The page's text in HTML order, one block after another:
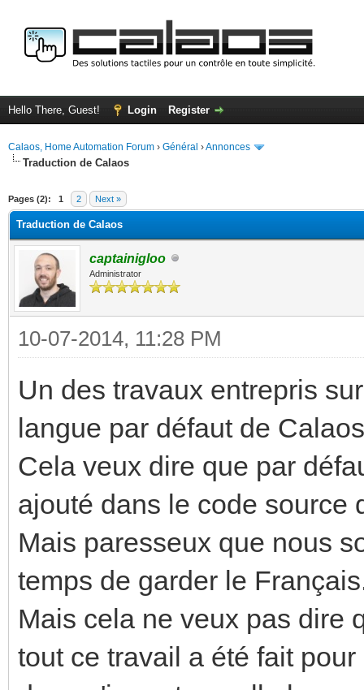
Hello There, Guest! Login Register
Calaos, Home Automation Forum › Général ›Annonces
Traduction de Calaos
Pages (2): 1 2 Next »
Traduction de Calaos
captainigloo
Administrator
10-07-2014, 11:28 PM
Un des travaux entrepris
langue par défaut de
Cela veux dire que par
ajouté dans le code source
Mais paresseux que nous
temps de garder le
Mais cela ne veux pas dire
tout ce travail a été fait